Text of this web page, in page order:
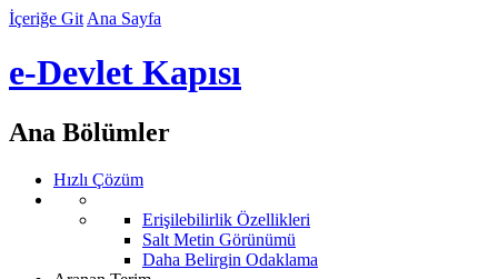
İçeriğe Git Ana Sayfa
e-Devlet Kapısı
Ana Bölümler
Hızlı Çözüm
Erişilebilirlik Özellikleri
Salt Metin Görünümü
Daha Belirgin Odaklama